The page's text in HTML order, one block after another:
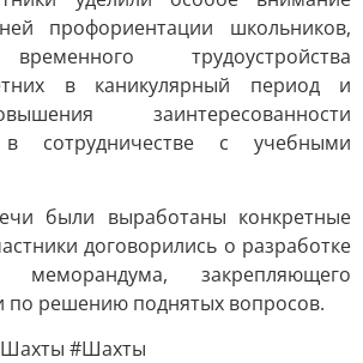
профориентации школьников,
трудоустройства
в каникулярный период и
заинтересованности
в сотрудничестве с учебными
были выработаны конкретные
договорились о разработке
закрепляющего
по решению поднятых вопросов.
#Шахты